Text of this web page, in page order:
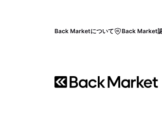
Back Marketについて Back Market